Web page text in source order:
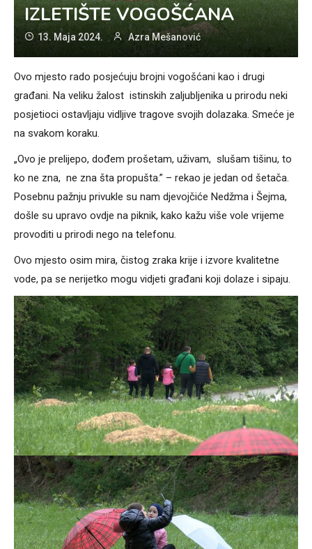
IZLETIŠTE VOGOŠĆANA
13. Maja 2024. Azra Mešanović
Ovo mjesto rado posjećuju brojni vogošćani kao i drugi
građani. Na veliku žalost istinskih zaljubljenika u prirodu neki
posjetioci ostavljaju vidljive tragove svojih dolazaka. Smeće je
na svakom koraku.
„Ovo je prelijepo, dođem prošetam, uživam, slušam tišinu, to
ko ne zna, ne zna šta propušta.” – rekao je jedan od šetača.
Posebnu pažnju privukle su nam djevojčiće Nedžma i Šejma,
došle su upravo ovdje na piknik, kako kažu više vole vrijeme
provoditi u prirodi nego na telefonu.
Ovo mjesto osim mira, čistog zraka krije i izvore kvalitetne
vode, pa se nerijetko mogu vidjeti građani koji dolaze i sipaju.